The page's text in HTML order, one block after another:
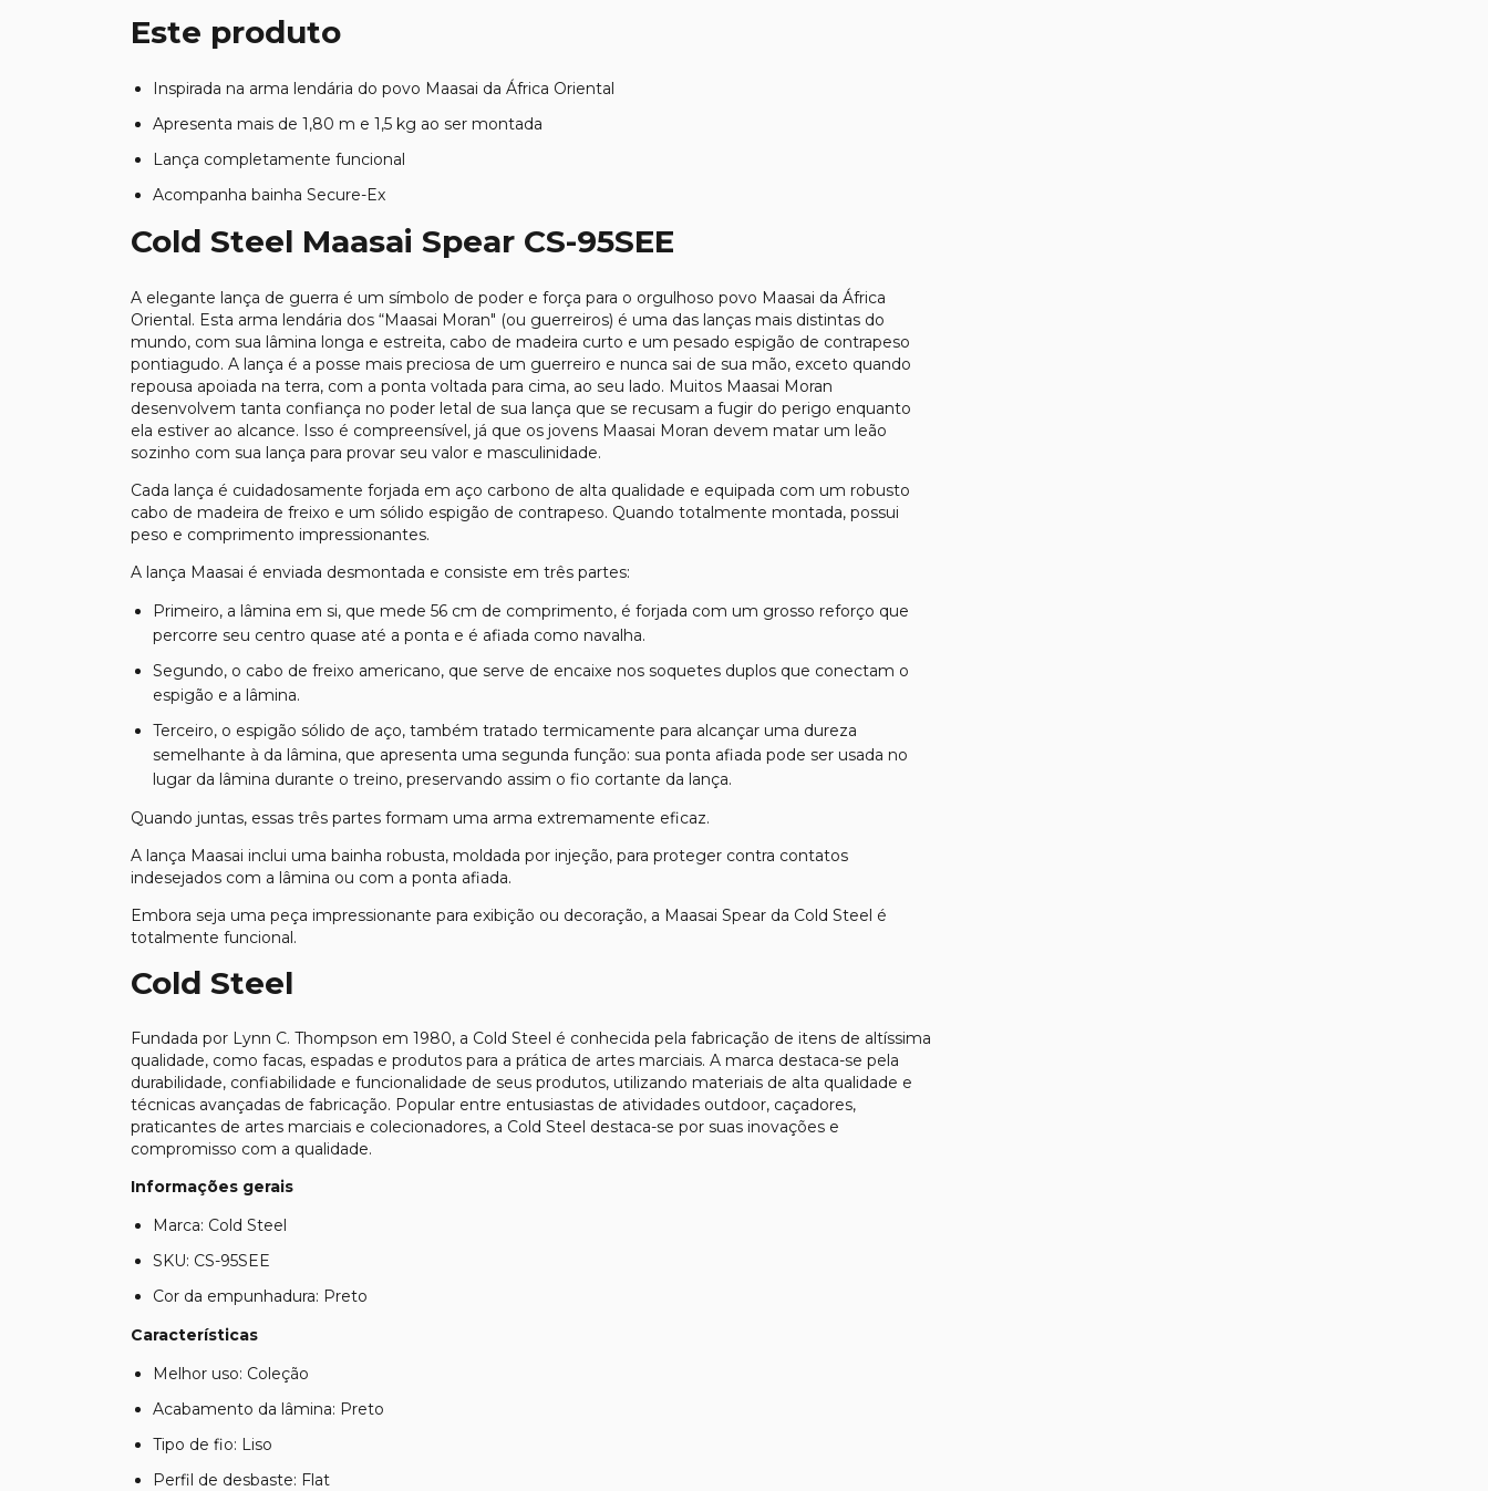
Este produto
Inspirada na arma lendária do povo Maasai da África Oriental
Apresenta mais de 1,80 m e 1,5 kg ao ser montada
Lança completamente funcional
Acompanha bainha Secure-Ex
Cold Steel Maasai Spear CS-95SEE
A elegante lança de guerra é um símbolo de poder e força para o orgulhoso povo Maasai da África
Oriental. Esta arma lendária dos “Maasai Moran" (ou guerreiros) é uma das lanças mais distintas do
mundo, com sua lâmina longa e estreita, cabo de madeira curto e um pesado espigão de contrapeso
pontiagudo. A lança é a posse mais preciosa de um guerreiro e nunca sai de sua mão, exceto quando
repousa apoiada na terra, com a ponta voltada para cima, ao seu lado. Muitos Maasai Moran
desenvolvem tanta confiança no poder letal de sua lança que se recusam a fugir do perigo enquanto
ela estiver ao alcance. Isso é compreensível, já que os jovens Maasai Moran devem matar um leão
sozinho com sua lança para provar seu valor e masculinidade.
Cada lança é cuidadosamente forjada em aço carbono de alta qualidade e equipada com um robusto
cabo de madeira de freixo e um sólido espigão de contrapeso. Quando totalmente montada, possui
peso e comprimento impressionantes.
A lança Maasai é enviada desmontada e consiste em três partes:
Primeiro, a lâmina em si, que mede 56 cm de comprimento, é forjada com um grosso reforço que
percorre seu centro quase até a ponta e é afiada como navalha.
Segundo, o cabo de freixo americano, que serve de encaixe nos soquetes duplos que conectam o
espigão e a lâmina.
Terceiro, o espigão sólido de aço, também tratado termicamente para alcançar uma dureza
semelhante à da lâmina, que apresenta uma segunda função: sua ponta afiada pode ser usada no
lugar da lâmina durante o treino, preservando assim o fio cortante da lança.
Quando juntas, essas três partes formam uma arma extremamente eficaz.
A lança Maasai inclui uma bainha robusta, moldada por injeção, para proteger contra contatos
indesejados com a lâmina ou com a ponta afiada.
Embora seja uma peça impressionante para exibição ou decoração, a Maasai Spear da Cold Steel é
totalmente funcional.
Cold Steel
Fundada por Lynn C. Thompson em 1980, a Cold Steel é conhecida pela fabricação de itens de altíssima
qualidade, como facas, espadas e produtos para a prática de artes marciais. A marca destaca-se pela
durabilidade, confiabilidade e funcionalidade de seus produtos, utilizando materiais de alta qualidade e
técnicas avançadas de fabricação. Popular entre entusiastas de atividades outdoor, caçadores,
praticantes de artes marciais e colecionadores, a Cold Steel destaca-se por suas inovações e
compromisso com a qualidade.
Informações gerais
Marca: Cold Steel
SKU: CS-95SEE
Cor da empunhadura: Preto
Características
Melhor uso: Coleção
Acabamento da lâmina: Preto
Tipo de fio: Liso
Perfil de desbaste: Flat